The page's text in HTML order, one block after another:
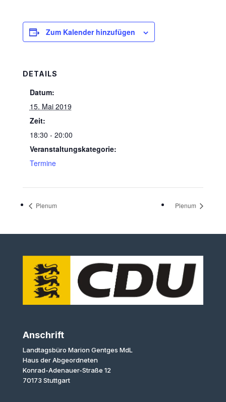
Zum Kalender hinzufügen
DETAILS
Datum:
15. Mai 2019
Zeit:
18:30 - 20:00
Veranstaltungskategorie:
Termine
Plenum Plenum
Anschrift
Landtagsbüro Marion Gentges MdL
Haus der Abgeordneten
Konrad-Adenauer-Straße 12
70173 Stuttgart